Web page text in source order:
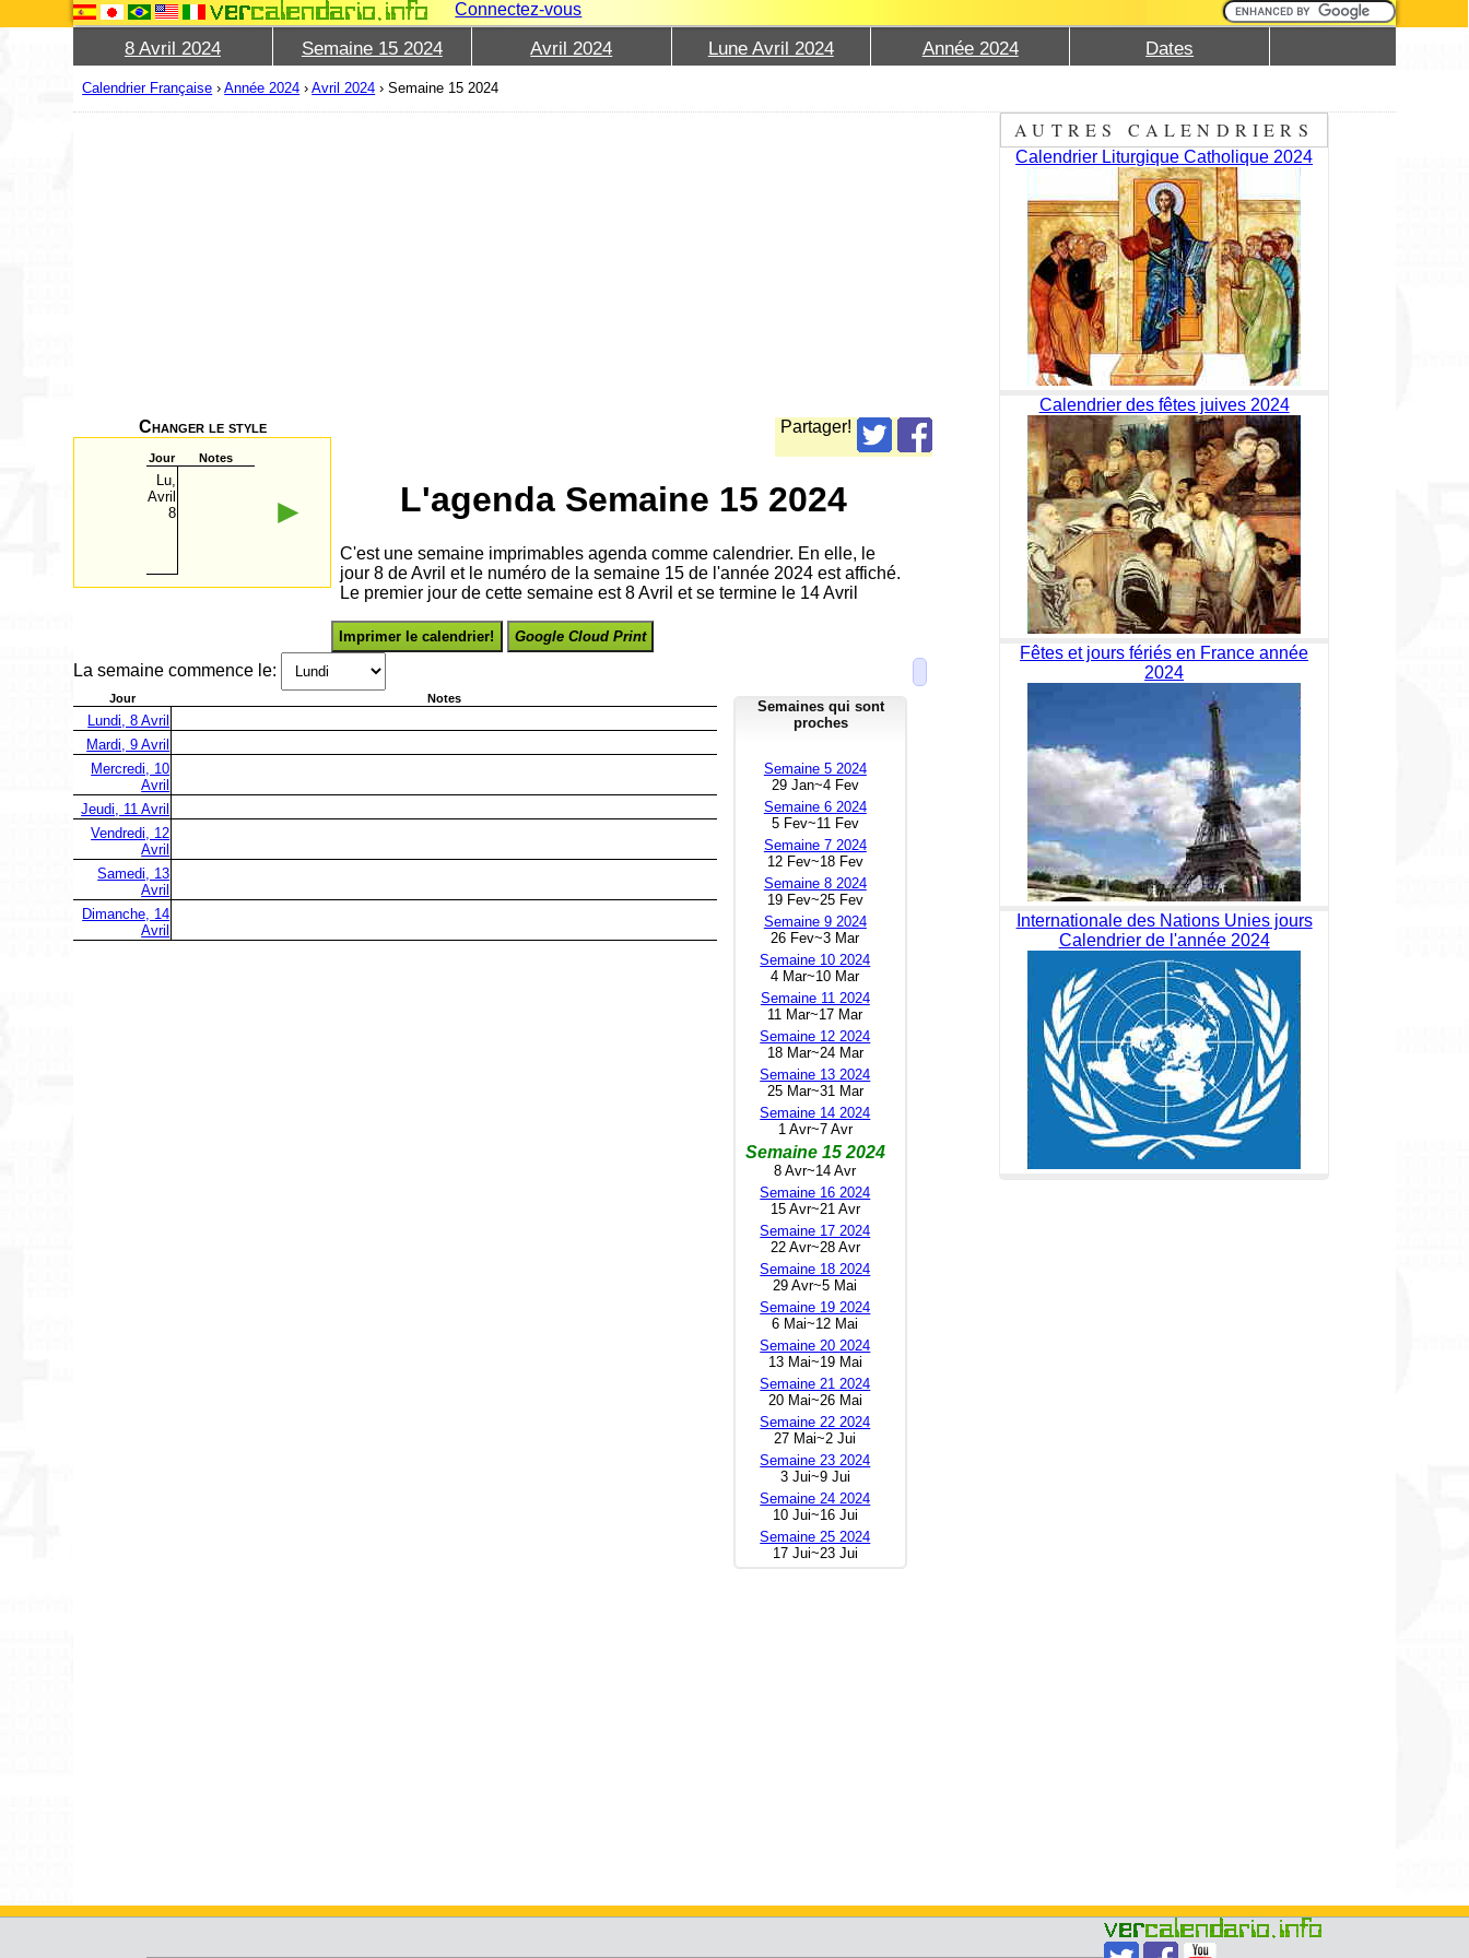
Connectez-vous
8 Avril 2024 Semaine 15 2024 Avril 2024 Lune Avril 2024 Année 2024 Dates
Calendrier Française ›Année 2024 ›Avril 2024 ›Semaine 15 2024
Partager!
Changer le style
Jour Notes
Lu,
Avril
8
► L'agenda Semaine 15 2024
C'est une semaine imprimables agenda comme calendrier. En elle, le
jour 8 de Avril et le numéro de la semaine 15 de l'année 2024 est affiché.
Le premier jour de cette semaine est 8 Avril et se termine le 14 Avril
Imprimer le calendrier! Google Cloud Print
La semaine commence le:
Jour Notes
Lundi, 8 Avril
Mardi, 9 Avril
Mercredi, 10
Avril
Jeudi, 11 Avril
Vendredi, 12
Avril
Samedi, 13
Avril
Dimanche, 14
Avril
Semaines qui sont
proches
Semaine 5 2024
29 Jan~4 Fev
Semaine 6 2024
5 Fev~11 Fev
Semaine 7 2024
12 Fev~18 Fev
Semaine 8 2024
19 Fev~25 Fev
Semaine 9 2024
26 Fev~3 Mar
Semaine 10 2024
4 Mar~10 Mar
Semaine 11 2024
11 Mar~17 Mar
Semaine 12 2024
18 Mar~24 Mar
Semaine 13 2024
25 Mar~31 Mar
Semaine 14 2024
1 Avr~7 Avr
Semaine 15 2024
8 Avr~14 Avr
Semaine 16 2024
15 Avr~21 Avr
Semaine 17 2024
22 Avr~28 Avr
Semaine 18 2024
29 Avr~5 Mai
Semaine 19 2024
6 Mai~12 Mai
Semaine 20 2024
13 Mai~19 Mai
Semaine 21 2024
20 Mai~26 Mai
Semaine 22 2024
27 Mai~2 Jui
Semaine 23 2024
3 Jui~9 Jui
Semaine 24 2024
10 Jui~16 Jui
Semaine 25 2024
17 Jui~23 Jui
AUTRES CALENDRIERS
Calendrier Liturgique Catholique 2024
Calendrier des fêtes juives 2024
Fêtes et jours fériés en France année
2024
Internationale des Nations Unies jours
Calendrier de l'année 2024